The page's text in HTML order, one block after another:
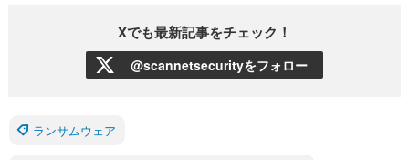
Xでも最新記事をチェック！
@scannetsecurityをフォロー
ランサムウェア